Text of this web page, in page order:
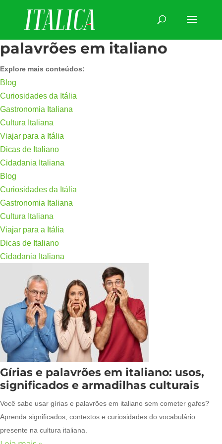
palavrões em italiano
Explore mais conteúdos:
Blog
Curiosidades da Itália
Gastronomia Italiana
Cultura Italiana
Viajar para a Itália
Dicas de Italiano
Cidadania Italiana
Blog
Curiosidades da Itália
Gastronomia Italiana
Cultura Italiana
Viajar para a Itália
Dicas de Italiano
Cidadania Italiana
Gírias e palavrões em italiano: usos,
significados e armadilhas culturais
Você sabe usar gírias e palavrões em italiano sem cometer gafes?
Aprenda significados, contextos e curiosidades do vocabulário
presente na cultura italiana.